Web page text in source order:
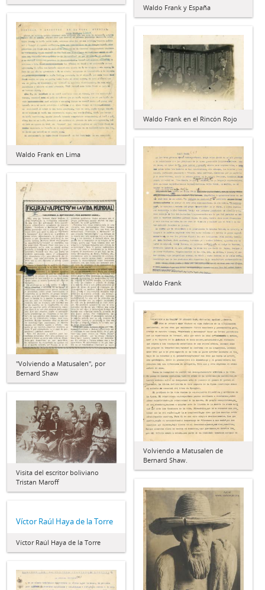
Waldo Frank y España
Waldo Frank en Lima
Waldo Frank en el Rincón Rojo
Waldo Frank
"Volviendo a Matusalen", por
Bernard Shaw
Volviendo a Matusalen de
Bernard Shaw.
Visita del escritor boliviano
Tristan Maroff
Víctor Raúl Haya de la Torre
Víctor Raúl Haya de la Torre